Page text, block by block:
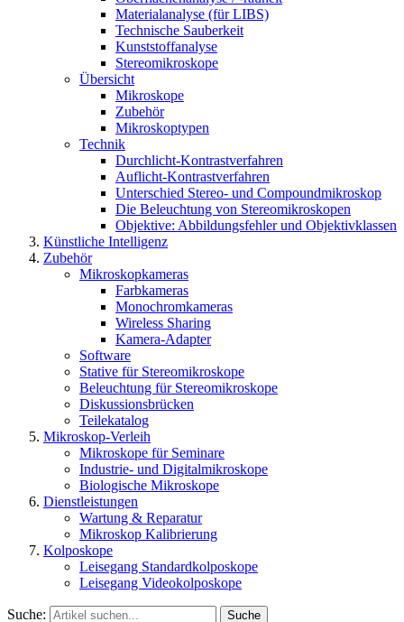
Materialanalyse (für LIBS)
Technische Sauberkeit
Kunststoffanalyse
Stereomikroskope
Übersicht
Mikroskope
Zubehör
Mikroskoptypen
Technik
Durchlicht-Kontrastverfahren
Auflicht-Kontrastverfahren
Unterschied Stereo- und Compoundmikroskop
Die Beleuchtung von Stereomikroskopen
Objektive: Abbildungsfehler und Objektivklassen
Künstliche Intelligenz
Zubehör
Mikroskopkameras
Farbkameras
Monochromkameras
Wireless Sharing
Kamera-Adapter
Software
Stative für Stereomikroskope
Beleuchtung für Stereomikroskope
Diskussionsbrücken
Teilekatalog
Mikroskop-Verleih
Mikroskope für Seminare
Industrie- und Digitalmikroskope
Biologische Mikroskope
Dienstleistungen
Wartung & Reparatur
Mikroskop Kalibrierung
Kolposkope
Leisegang Standardkolposkope
Leisegang Videokolposkope
Suche: Suche